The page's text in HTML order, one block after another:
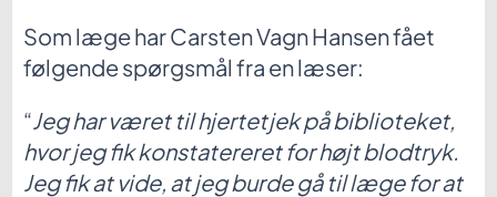
Som læge har Carsten Vagn Hansen fået
følgende spørgsmål fra en læser:
“ Jeg har været til hjertetjek på biblioteket,
hvor jeg fik konstatereret for højt blodtryk.
Jeg fik at vide, at jeg burde gå til læge for at